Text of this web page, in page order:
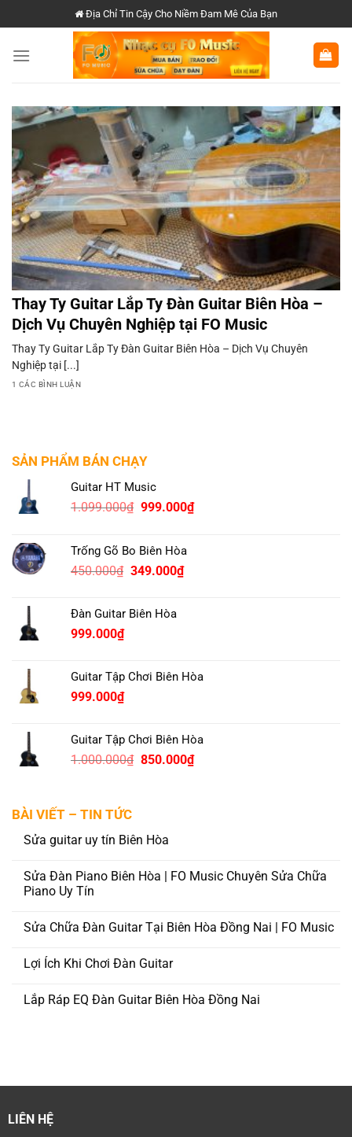
đến
nội
Địa Chỉ Tin Cậy Cho Niềm Đam Mê Của Bạn
SẢN PHẨM BÁN CHẠY
Guitar HT Music
1.099.000₫ Original
1.099.000₫.
999.000₫Current
Trống Gõ Bo Biên Hòa
450.000₫ Original
450.000₫.
349.000₫Current
Đàn Guitar Biên Hòa
999.000₫
Guitar Tập Chơi Biên Hòa
999.000₫
Guitar Tập Chơi Biên Hòa
1.000.000₫ Original
850.000₫Current
BÀI VIẾT – TIN TỨC
Sửa guitar uy tín Biên Hòa
Sửa Đàn Piano Biên Hòa | FO Music Chuyên Sửa Chữa
Piano Uy Tín
Sửa Chữa Đàn Guitar Tại Biên Hòa Đồng Nai | FO Music
Lợi Ích Khi Chơi Đàn Guitar
Lắp Ráp EQ Đàn Guitar Biên Hòa Đồng Nai
Thay Ty Guitar Lắp Ty Đàn Guitar Biên Hòa –
Dịch Vụ Chuyên Nghiệp tại FO Music
Thay Ty Guitar Lắp Ty Đàn Guitar Biên Hòa – Dịch Vụ Chuyên
Nghiệp tại [...]
1 CÁC BÌNH LUẬN
LIÊN HỆ